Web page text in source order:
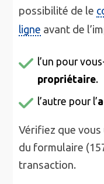
possibilité de le
ligne avant de
l’un pour
propriétaire.
l’autre pour l’
Vérifiez que
du formulaire
transaction.